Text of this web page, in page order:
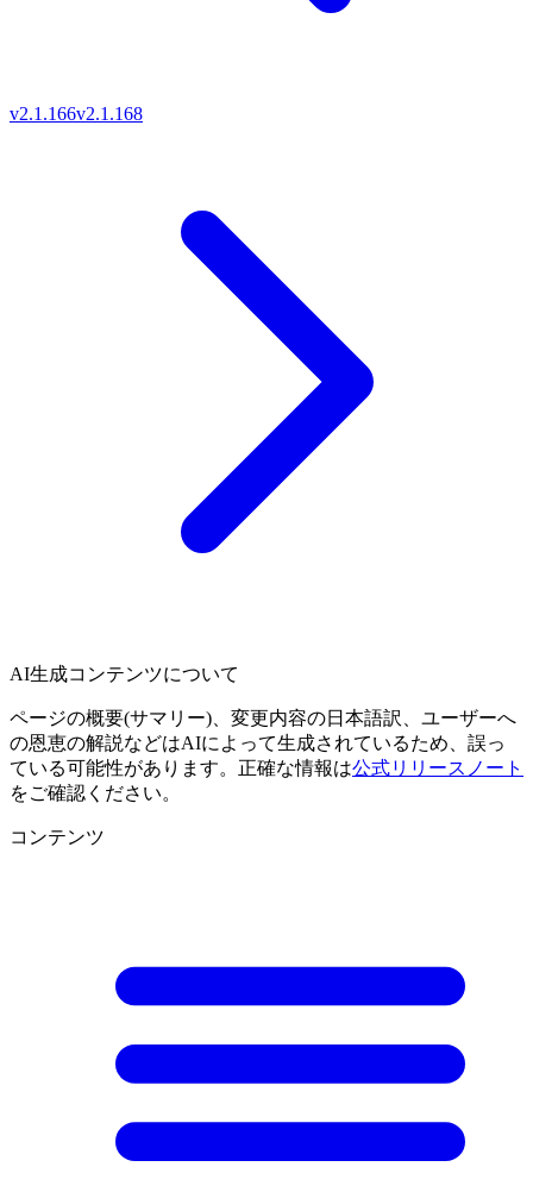
v2.1.166v2.1.168
AI生成コンテンツについて
ページの概要(サマリー)、変更内容の日本語訳、ユーザーへ
の恩恵の解説などはAIによって生成されているため、誤っ
ている可能性があります。正確な情報は公式リリースノート
をご確認ください。
コンテンツ